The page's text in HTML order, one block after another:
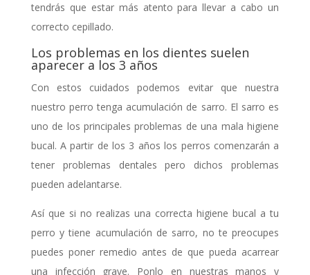
tendrás que estar más atento para llevar a cabo un
correcto cepillado.
Los problemas en los dientes suelen
aparecer a los 3 años
Con estos cuidados podemos evitar que nuestra
nuestro perro tenga acumulación de sarro. El sarro es
uno de los principales problemas de una mala higiene
bucal. A partir de los 3 años los perros comenzarán a
tener problemas dentales pero dichos problemas
pueden adelantarse.
Así que si no realizas una correcta higiene bucal a tu
perro y tiene acumulación de sarro, no te preocupes
puedes poner remedio antes de que pueda acarrear
una infección grave. Ponlo en nuestras manos y